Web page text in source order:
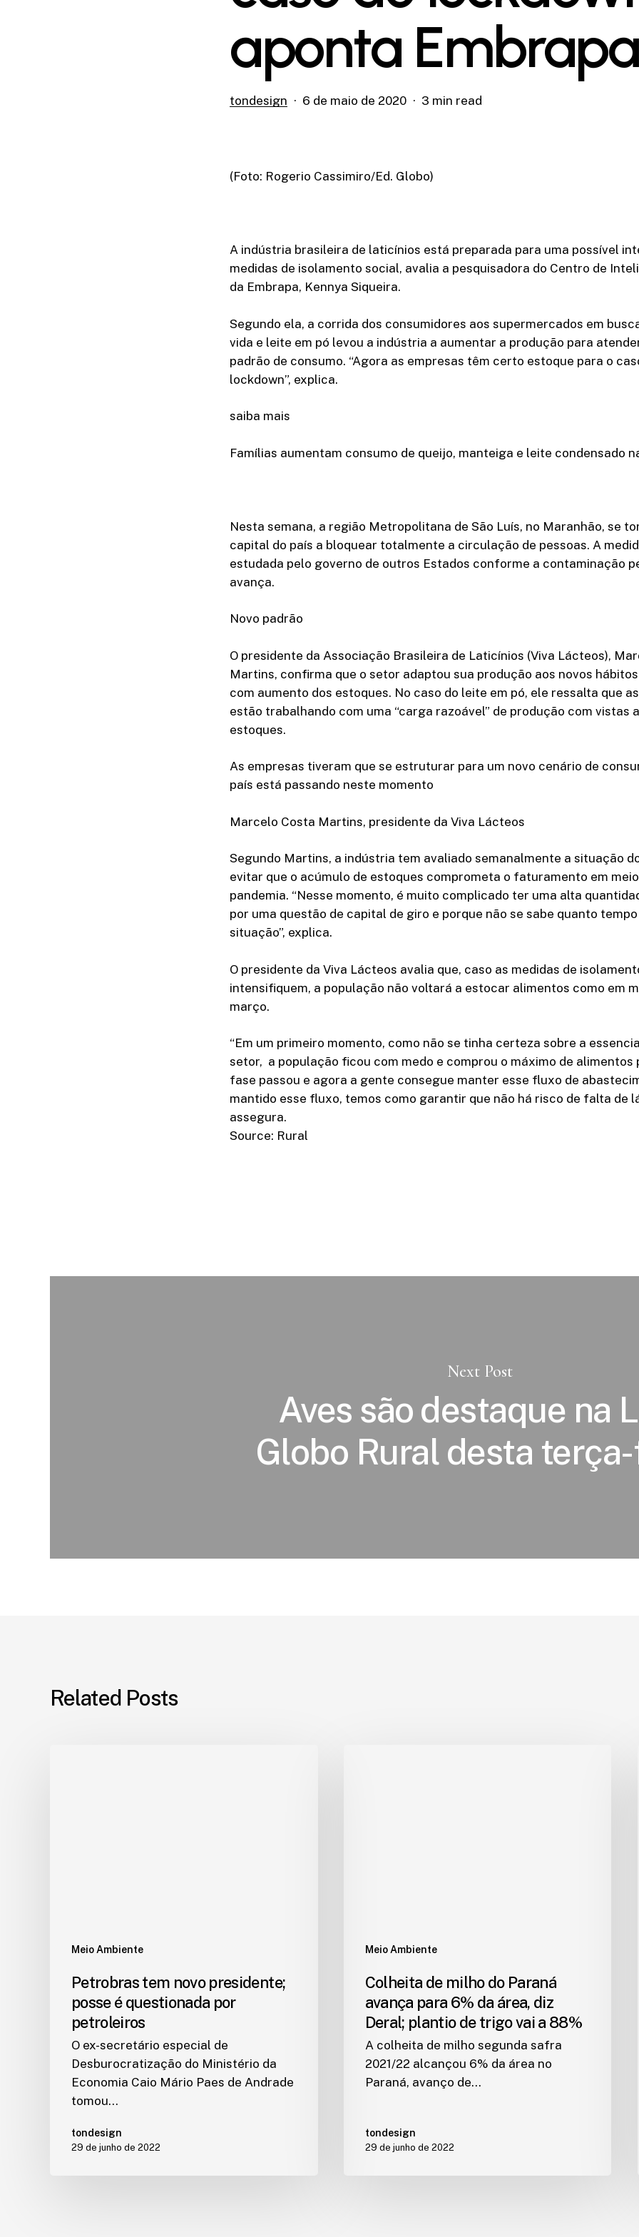
aponta Embrapa
tondesign 6 de maio de 2020 3 min read
(Foto: Rogerio Cassimiro/Ed. Globo)
A indústria brasileira de laticínios está preparada para uma possível
medidas de isolamento social, avalia a pesquisadora do Centro de
da Embrapa, Kennya Siqueira.
Segundo ela, a corrida dos consumidores aos supermercados em
vida e leite em pó levou a indústria a aumentar a produção para
padrão de consumo. “Agora as empresas têm certo estoque para o
lockdown”, explica.
saiba mais
Famílias aumentam consumo de queijo, manteiga e leite condensado
Nesta semana, a região Metropolitana de São Luís, no Maranhão, se
capital do país a bloquear totalmente a circulação de pessoas. A
estudada pelo governo de outros Estados conforme a contaminação
avança.
Novo padrão
O presidente da Associação Brasileira de Laticínios (Viva Lácteos),
Martins, confirma que o setor adaptou sua produção aos novos
com aumento dos estoques. No caso do leite em pó, ele ressalta que
estão trabalhando com uma “carga razoável” de produção com vistas
estoques.
As empresas tiveram que se estruturar para um novo cenário de
país está passando neste momento
Marcelo Costa Martins, presidente da Viva Lácteos
Segundo Martins, a indústria tem avaliado semanalmente a situação
evitar que o acúmulo de estoques comprometa o faturamento em
pandemia. “Nesse momento, é muito complicado ter uma alta
por uma questão de capital de giro e porque não se sabe quanto
situação”, explica.
O presidente da Viva Lácteos avalia que, caso as medidas de
intensifiquem, a população não voltará a estocar alimentos como em
março.
“Em um primeiro momento, como não se tinha certeza sobre a
setor, a população ficou com medo e comprou o máximo de alimentos
fase passou e agora a gente consegue manter esse fluxo de
mantido esse fluxo, temos como garantir que não há risco de falta de
assegura.
Source: Rural
Next Post
Aves são destaque na
Globo Rural desta
Related Posts
Meio Ambiente
Petrobras tem novo presidente;
posse é questionada por
petroleiros
O ex-secretário especial de
Desburocratização do Ministério da
Economia Caio Mário Paes de Andrade
tomou…
tondesign
29 de junho de 2022
Meio Ambiente
Colheita de milho do Paraná
avança para 6% da área, diz
Deral; plantio de trigo vai a 88%
A colheita de milho segunda safra
2021/22 alcançou 6% da área no
Paraná, avanço de…
tondesign
29 de junho de 2022